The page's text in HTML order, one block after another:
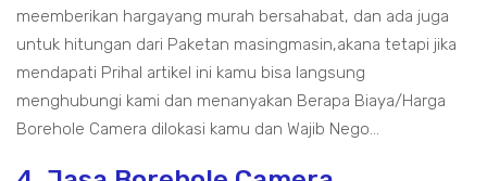
meemberikan hargayang murah bersahabat, dan ada juga
untuk hitungan dari Paketan masingmasin,akana tetapi jika
mendapati Prihal artikel ini kamu bisa langsung
menghubungi kami dan menanyakan Berapa Biaya/Harga
Borehole Camera dilokasi kamu dan Wajib Nego...